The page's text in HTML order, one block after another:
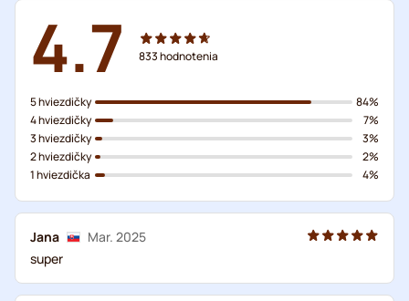
4.7 833hodnotenia
5 hviezdičky
4 hviezdičky
3 hviezdičky
2 hviezdičky
1 hviezdička
84%
7%
3%
2%
4%
Jana
Mar. 2025
super